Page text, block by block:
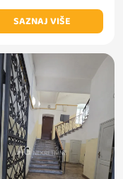
SAZNAJ VIŠE